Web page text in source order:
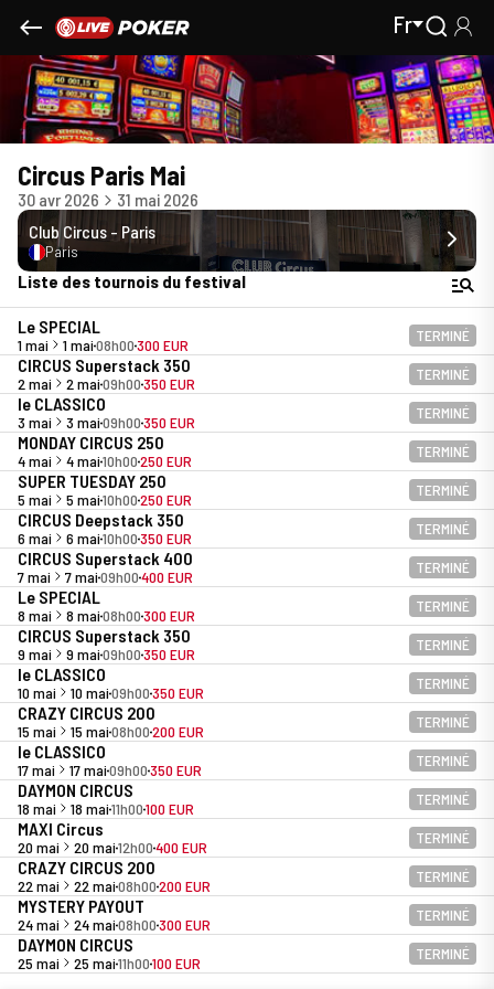
Fr
Circus Paris Mai
30 avr 2026
31 mai 2026
Club Circus - Paris
Paris
Liste des tournois du festival
Le SPECIAL
1 mai 1 mai08h00300 EUR
TERMINÉ
CIRCUS Superstack 350
2 mai 2 mai09h00350 EUR
TERMINÉ
le CLASSICO
3 mai 3 mai09h00350 EUR
TERMINÉ
MONDAY CIRCUS 250
4 mai 4 mai10h00250 EUR
TERMINÉ
SUPER TUESDAY 250
5 mai 5 mai10h00250 EUR
TERMINÉ
CIRCUS Deepstack 350
6 mai 6 mai10h00350 EUR
TERMINÉ
CIRCUS Superstack 400
7 mai 7 mai09h00400 EUR
TERMINÉ
Le SPECIAL
8 mai 8 mai08h00300 EUR
TERMINÉ
CIRCUS Superstack 350
9 mai 9 mai09h00350 EUR
TERMINÉ
le CLASSICO
10 mai 10 mai09h00350 EUR
TERMINÉ
CRAZY CIRCUS 200
15 mai 15 mai08h00200 EUR
TERMINÉ
le CLASSICO
17 mai 17 mai09h00350 EUR
TERMINÉ
DAYMON CIRCUS
18 mai 18 mai11h00100 EUR
TERMINÉ
MAXI Circus
20 mai 20 mai12h00400 EUR
TERMINÉ
CRAZY CIRCUS 200
22 mai 22 mai08h00200 EUR
TERMINÉ
MYSTERY PAYOUT
24 mai 24 mai08h00300 EUR
TERMINÉ
DAYMON CIRCUS
25 mai 25 mai11h00100 EUR
TERMINÉ